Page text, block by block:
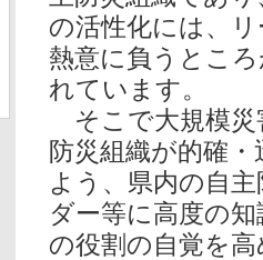
の活性化には、
熱意に負うとこ
れています。
そこで⼤規模災
防災組織が的確
よう、県内の⾃
ダー等に⾼度の
の役割の⾃覚を